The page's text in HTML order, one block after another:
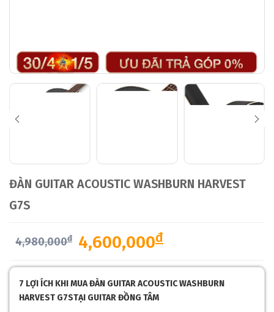
ĐÀN GUITAR ACOUSTIC WASHBURN HARVEST
G7S
4,980,000đ 4,600,000đ
7 LỢI ÍCH KHI MUA ĐÀN GUITAR ACOUSTIC WASHBURN
HARVEST G7STẠI GUITAR ĐỒNG TÂM